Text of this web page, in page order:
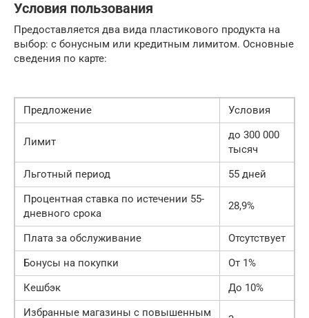
Условия пользования
Предоставляется два вида пластикового продукта на
выбор: с бонусным или кредитным лимитом. Основные
сведения по карте:
Предложение Условия
Лимит
до 300 000
тысяч
Льготный период
55 дней
Процентная ставка по истечении 55-
дневного срока
28,9%
Плата за обслуживание
Отсутствует
Бонусы на покупки
От 1%
Кешбэк
До 10%
Избранные магазины с повышенным